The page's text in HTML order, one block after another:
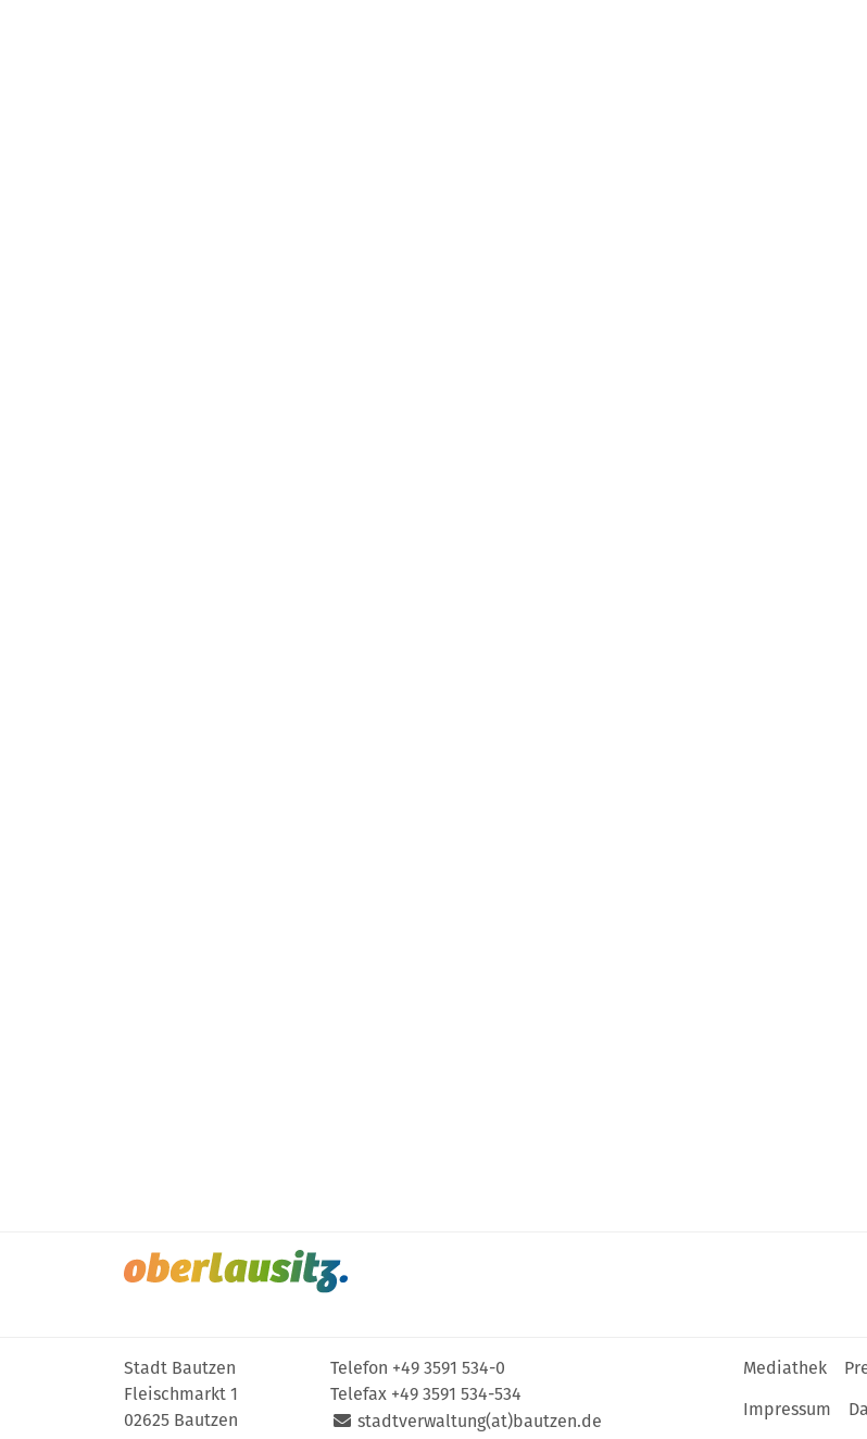
Stadt Bautzen
Fleischmarkt 1
02625 Bautzen
Telefon +49 3591 534-0
Telefax +49 3591 534-534
stadtverwaltung(at)bautzen.de
Mediathek
Impressum